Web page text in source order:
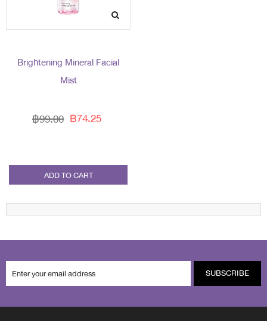
Brightening Mineral Facial
Mist
฿74.25
฿99.00
ADD TO CART
SUBSCRIBE